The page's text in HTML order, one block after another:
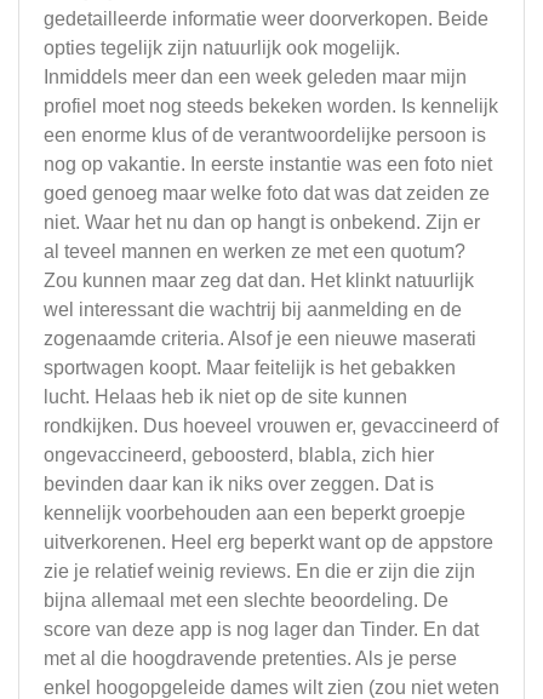
gedetailleerde informatie weer doorverkopen. Beide
opties tegelijk zijn natuurlijk ook mogelijk.
Inmiddels meer dan een week geleden maar mijn
profiel moet nog steeds bekeken worden. Is kennelijk
een enorme klus of de verantwoordelijke persoon is
nog op vakantie. In eerste instantie was een foto niet
goed genoeg maar welke foto dat was dat zeiden ze
niet. Waar het nu dan op hangt is onbekend. Zijn er
al teveel mannen en werken ze met een quotum?
Zou kunnen maar zeg dat dan. Het klinkt natuurlijk
wel interessant die wachtrij bij aanmelding en de
zogenaamde criteria. Alsof je een nieuwe maserati
sportwagen koopt. Maar feitelijk is het gebakken
lucht. Helaas heb ik niet op de site kunnen
rondkijken. Dus hoeveel vrouwen er, gevaccineerd of
ongevaccineerd, geboosterd, blabla, zich hier
bevinden daar kan ik niks over zeggen. Dat is
kennelijk voorbehouden aan een beperkt groepje
uitverkorenen. Heel erg beperkt want op de appstore
zie je relatief weinig reviews. En die er zijn die zijn
bijna allemaal met een slechte beoordeling. De
score van deze app is nog lager dan Tinder. En dat
met al die hoogdravende pretenties. Als je perse
enkel hoogopgeleide dames wilt zien (zou niet weten